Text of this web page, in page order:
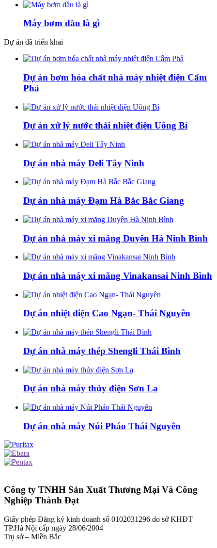
Máy bơm dầu là gì
Dự án đã triển khai
Dự án bơm hóa chất nhà máy nhiệt điện Cẩm
Phả
Dự án xử lý nước thải nhiệt điện Uông Bí
Dự án nhà máy Deli Tây Ninh
Dự án nhà máy Đạm Hà Bắc Bắc Giang
Dự án nhà máy xi măng Duyên Hà Ninh Bình
Dự án nhà máy xi măng Vinakansai Ninh Bình
Dự án nhiệt điện Cao Ngạn- Thái Nguyên
Dự án nhà máy thép Shengli Thái Bình
Dự án nhà máy thủy điện Sơn La
Dự án nhà máy Núi Pháo Thái Nguyên
Công ty TNHH Sản Xuất Thương Mại Và Công
Nghiệp Thành Đạt
Giấy phép Đăng ký kinh doanh số 0102031296 do sở KHĐT
TP.Hà Nội cấp ngày 28/06/2004
Trụ sở – Miền Bắc